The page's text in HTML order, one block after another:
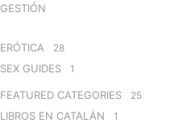
GESTIÓN
ERÓTICA 28
SEX GUIDES 1
FEATURED CATEGORIES 25
LIBROS EN CATALÁN 1